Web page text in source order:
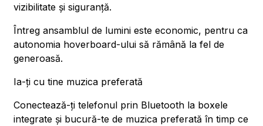
vizibilitate și siguranță.
Întreg ansamblul de lumini este economic, pentru ca
autonomia hoverboard-ului să rămână la fel de
generoasă.
Ia-ți cu tine muzica preferată
Conectează-ți telefonul prin Bluetooth la boxele
integrate și bucură-te de muzica preferată în timp ce